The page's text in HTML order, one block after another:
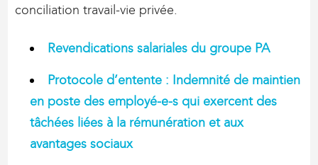
conciliation travail-vie privée.
Revendications salariales du groupe PA
Protocole d’entente : Indemnité de maintien
en poste des employé-e-s qui exercent des
tâchées liées à la rémunération et aux
avantages sociaux